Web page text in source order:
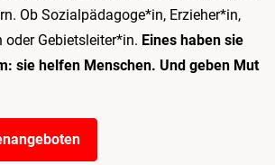
Ob Sozialpädagoge*in, Erzieher*in,
Gebietsleiter*in. Eines haben sie
sie helfen Menschen. Und geben Mut